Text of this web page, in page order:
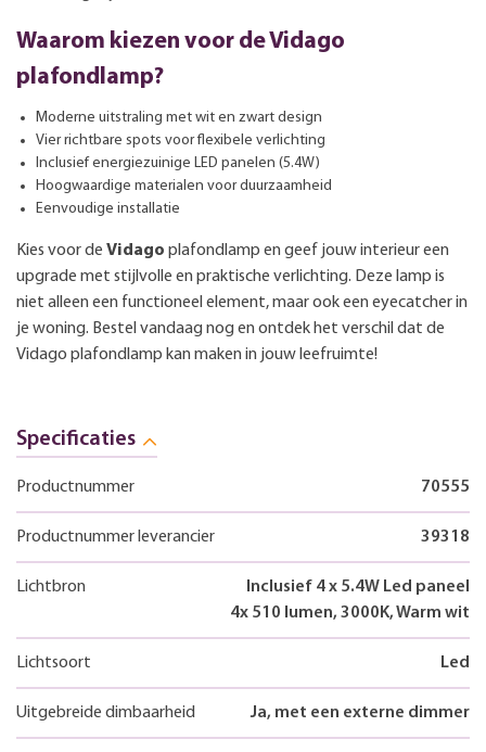
Waarom kiezen voor de Vidago
plafondlamp?
Moderne uitstraling met wit en zwart design
Vier richtbare spots voor flexibele verlichting
Inclusief energiezuinige LED panelen (5.4W)
Hoogwaardige materialen voor duurzaamheid
Eenvoudige installatie
Kies voor de Vidago plafondlamp en geef jouw interieur een
upgrade met stijlvolle en praktische verlichting. Deze lamp is
niet alleen een functioneel element, maar ook een eyecatcher in
je woning. Bestel vandaag nog en ontdek het verschil dat de
Vidago plafondlamp kan maken in jouw leefruimte!
Specificaties
Productnummer 70555
Productnummer leverancier 39318
Lichtbron
Inclusief 4 x 5.4W Led paneel
4x 510 lumen, 3000K, Warm wit
Lichtsoort Led
Uitgebreide dimbaarheid Ja, met een externe dimmer